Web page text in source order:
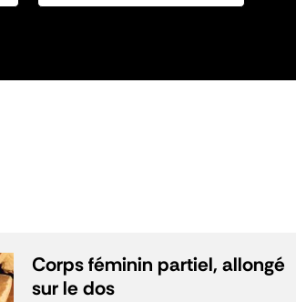
Corps féminin partiel, allongé
sur le dos